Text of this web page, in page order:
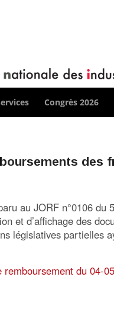
Congrès 2026
des
au JORF n°0106
et d’affichage des
législatives partielles
du 04-